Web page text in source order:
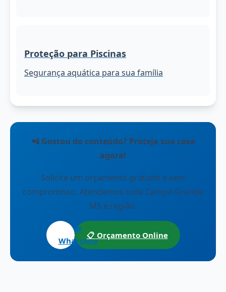
Proteção para Piscinas
Segurança aquática para sua família
📲 Gostou do conteúdo? Proteja sua casa
agora!
Solicite um orçamento gratuito e sem
compromisso. Atendemos toda Campo Grande
MS e região.
💬
WhatsApp
📋 Orçamento Online